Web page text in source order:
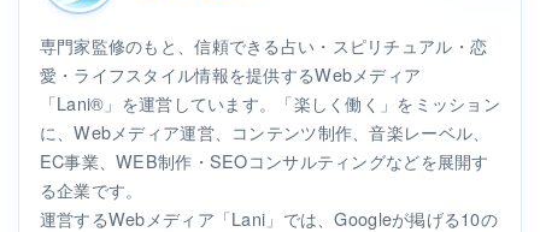
専門家監修のもと、信頼できる占い・スピリチュアル・恋
愛・ライフスタイル情報を提供するWebメディア
「Lani®」を運営しています。「楽しく働く」をミッション
に、Webメディア運営、コンテンツ制作、音楽レーベル、
EC事業、WEB制作・SEOコンサルティングなどを展開す
る企業です。
運営するWebメディア「Lani」では、Googleが掲げる10の